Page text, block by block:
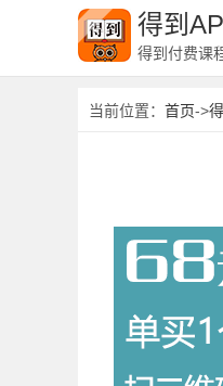
得到
得到付费课
当前位置： 首页->